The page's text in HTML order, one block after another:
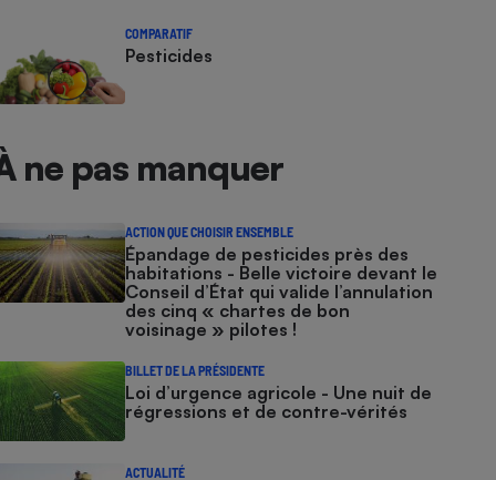
COMPARATIF
Pesticides
ne pas manquer
ACTION QUE CHOISIR ENSEMBLE
Épandage de pesticides près des
habitations - Belle victoire devant le
Conseil d’État qui valide l’annulation
des cinq « chartes de bon
voisinage » pilotes !
BILLET DE LA PRÉSIDENTE
Loi d’urgence agricole - Une nuit de
régressions et de contre-vérités
ACTUALITÉ